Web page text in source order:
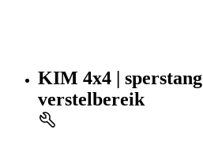
KIM 4x4 |
verstelbereik